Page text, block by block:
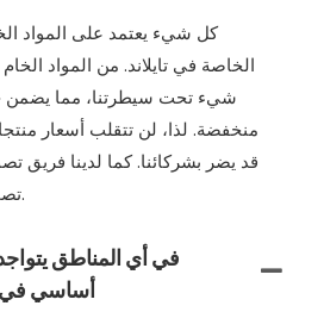
كل شيء يعتمد على المواد
الخاصة في تايلاند. من المواد
شيء تحت سيطرتنا، مما يضمن
منخفضة. لذا، لن تتقلب أسعار
قد يضر بشركائنا. كما لدينا فريق
تصميم عبوات مجاني.
في أي المناطق
أساسي في